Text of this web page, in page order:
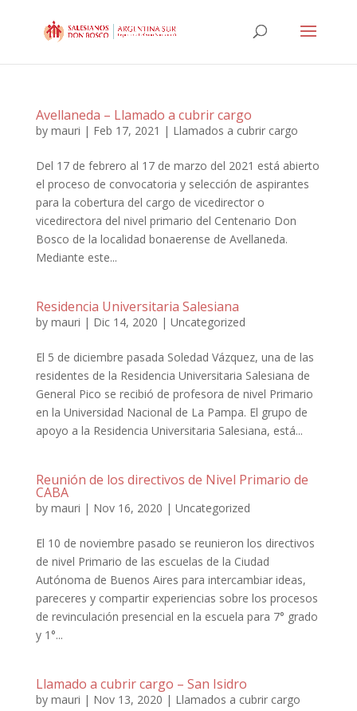
Avellaneda – Llamado a cubrir cargo
by mauri | Feb 17, 2021 | Llamados a cubrir cargo
Del 17 de febrero al 17 de marzo del 2021 está abierto
el proceso de convocatoria y selección de aspirantes
para la cobertura del cargo de vicedirector o
vicedirectora del nivel primario del Centenario Don
Bosco de la localidad bonaerense de Avellaneda.
Mediante este...
Residencia Universitaria Salesiana
by mauri | Dic 14, 2020 | Uncategorized
El 5 de diciembre pasada Soledad Vázquez, una de las
residentes de la Residencia Universitaria Salesiana de
General Pico se recibió de profesora de nivel Primario
en la Universidad Nacional de La Pampa. El grupo de
apoyo a la Residencia Universitaria Salesiana, está...
Reunión de los directivos de Nivel Primario de
CABA
by mauri | Nov 16, 2020 | Uncategorized
El 10 de noviembre pasado se reunieron los directivos
de nivel Primario de las escuelas de la Ciudad
Autónoma de Buenos Aires para intercambiar ideas,
pareceres y compartir experiencias sobre los procesos
de revinculación presencial en la escuela para 7° grado
y 1°...
Llamado a cubrir cargo – San Isidro
by mauri | Nov 13, 2020 | Llamados a cubrir cargo